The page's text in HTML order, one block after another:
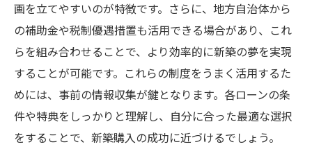
ローン選びにおける注意点
新築を岐阜県で実現するためのステップバイス
テップガイド
夢のマイホームへの第一歩
土地選びから始める計画
新築ローンの手続き手順
画を立てやすいのが特徴です。さらに、地方自治体から
の補助金や税制優遇措置も活用できる場合があり、これ
らを組み合わせることで、より効率的に新築の夢を実現
することが可能です。これらの制度をうまく活用するた
めには、事前の情報収集が鍵となります。各ローンの条
件や特典をしっかりと理解し、自分に合った最適な選択
をすることで、新築購入の成功に近づけるでしょう。